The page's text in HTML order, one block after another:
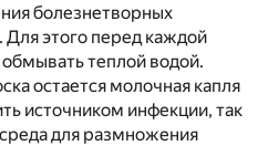
болезнетворных
этого перед каждой
теплой водой.
остается молочная капля
источником инфекции, так
для размножения